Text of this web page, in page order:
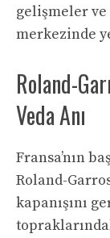
gelişmeler
merkezinde
Roland-
Veda Anı
Fransa’nın
Roland-
kapanışını